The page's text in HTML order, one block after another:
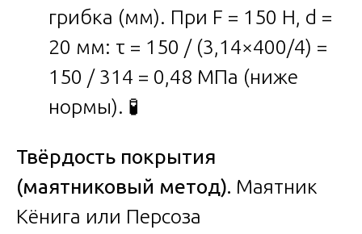
грибка (мм). При F = 150 Н, d =
20 мм: τ = 150 / (3,14×400/4) =
150 / 314 = 0,48 МПа (ниже
нормы). 🧪
Твёрдость покрытия
(маятниковый метод). Маятник
Кёнига или Персоза